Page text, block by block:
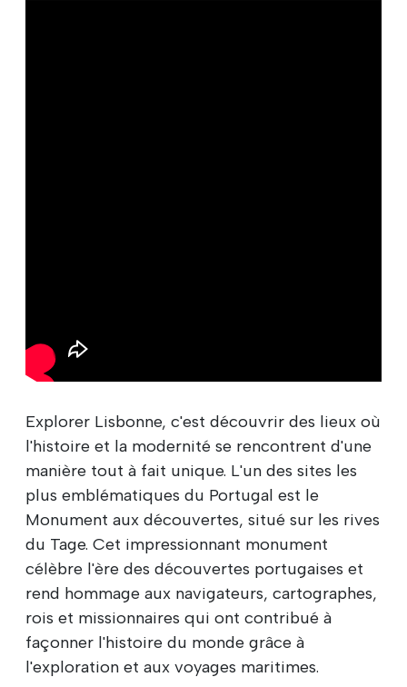
Explorer Lisbonne, c'est découvrir des lieux où
l'histoire et la modernité se rencontrent d'une
manière tout à fait unique. L'un des sites les
plus emblématiques du Portugal est le
Monument aux découvertes, situé sur les rives
du Tage. Cet impressionnant monument
célèbre l'ère des découvertes portugaises et
rend hommage aux navigateurs, cartographes,
rois et missionnaires qui ont contribué à
façonner l'histoire du monde grâce à
l'exploration et aux voyages maritimes.